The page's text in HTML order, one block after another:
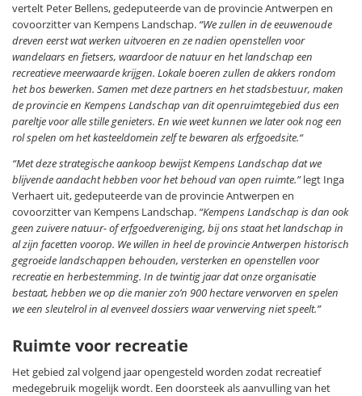
vertelt Peter Bellens, gedeputeerde van de provincie Antwerpen en
covoorzitter van Kempens Landschap. “We zullen in de eeuwenoude
dreven eerst wat werken uitvoeren en ze nadien openstellen voor
wandelaars en fietsers, waardoor de natuur en het landschap een
recreatieve meerwaarde krijgen. Lokale boeren zullen de akkers rondom
het bos bewerken. Samen met deze partners en het stadsbestuur, maken
de provincie en Kempens Landschap van dit openruimtegebied dus een
pareltje voor alle stille genieters. En wie weet kunnen we later ook nog een
rol spelen om het kasteeldomein zelf te bewaren als erfgoedsite.“
“Met deze strategische aankoop bewijst Kempens Landschap dat we
blijvende aandacht hebben voor het behoud van open ruimte.”legt Inga
Verhaert uit, gedeputeerde van de provincie Antwerpen en
covoorzitter van Kempens Landschap. “Kempens Landschap is dan ook
geen zuivere natuur- of erfgoedvereniging, bij ons staat het landschap in
al zijn facetten voorop. We willen in heel de provincie Antwerpen historisch
gegroeide landschappen behouden, versterken en openstellen voor
recreatie en herbestemming. In de twintig jaar dat onze organisatie
bestaat, hebben we op die manier zo’n 900 hectare verworven en spelen
we een sleutelrol in al evenveel dossiers waar verwerving niet speelt.”
Ruimte voor recreatie
Het gebied zal volgend jaar opengesteld worden zodat recreatief
medegebruik mogelijk wordt. Een doorsteek als aanvulling van het